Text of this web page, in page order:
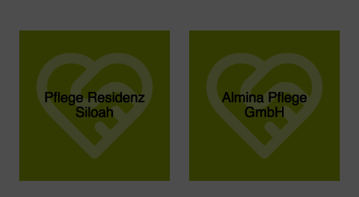
empathischem Team
und umfassenden
Dienstleistungen.
Seniorenbedarf und
Beratung.